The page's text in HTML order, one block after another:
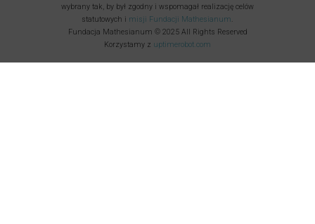
wybrany tak, by był zgodny i wspomagał realizację celów
statutowych i misji Fundacji Mathesianum.
Fundacja Mathesianum © 2025 All Rights Reserved
Korzystamy z uptimerobot.com